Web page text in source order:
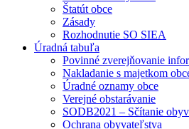
Štatút obce
Zásady
Rozhodnutie SO SIEA
Úradná tabuľa
Povinné zverejňovanie
Nakladanie s majetkom
Úradné oznamy obce
Verejné obstarávanie
SODB2021 – Sčítanie
Ochrana obyvateľstva